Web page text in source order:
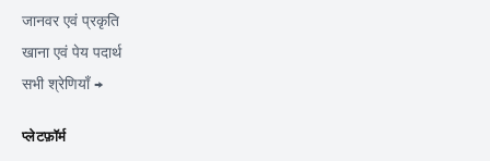
जानवर एवं प्रकृति
खाना एवं पेय पदार्थ
सभी श्रेणियाँ →
प्लेटफ़ॉर्म